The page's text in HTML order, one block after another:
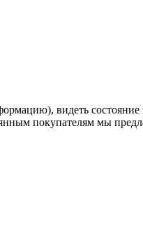
видеть состояние
покупателям мы